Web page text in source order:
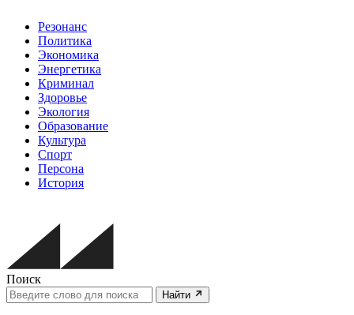
Резонанс
Политика
Экономика
Энергетика
Криминал
Здоровье
Экология
Образование
Культура
Спорт
Персона
История
Поиск
Найти